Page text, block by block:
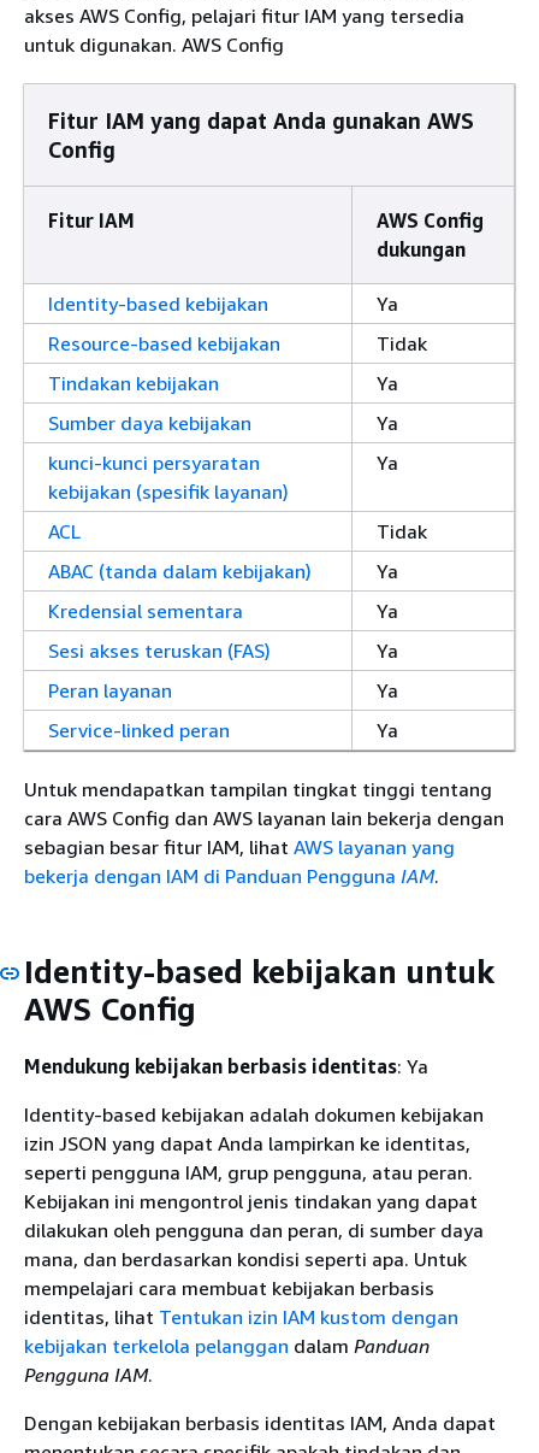
akses AWS Config, pelajari fitur IAM yang tersedia
untuk digunakan. AWS Config
Fitur IAM yang dapat Anda gunakan AWS
Config
Fitur IAM
AWS Config
dukungan
Identity-based kebijakan
Ya
Resource-based kebijakan
Tidak
Tindakan kebijakan
Ya
Sumber daya kebijakan
Ya
kunci-kunci persyaratan
kebijakan (spesifik layanan)
Ya
ACL
Tidak
ABAC (tanda dalam kebijakan)
Ya
Kredensial sementara
Ya
Sesi akses teruskan (FAS)
Ya
Peran layanan
Ya
Service-linked peran
Ya
Untuk mendapatkan tampilan tingkat tinggi tentang
cara AWS Config dan AWS layanan lain bekerja dengan
sebagian besar fitur IAM, lihat AWS layanan yang
bekerja dengan IAM di Panduan Pengguna IAM.
Identity-based kebijakan untuk
AWS Config
Mendukung kebijakan berbasis identitas: Ya
Identity-based kebijakan adalah dokumen kebijakan
izin JSON yang dapat Anda lampirkan ke identitas,
seperti pengguna IAM, grup pengguna, atau peran.
Kebijakan ini mengontrol jenis tindakan yang dapat
dilakukan oleh pengguna dan peran, di sumber daya
mana, dan berdasarkan kondisi seperti apa. Untuk
mempelajari cara membuat kebijakan berbasis
identitas, lihat Tentukan izin IAM kustom dengan
kebijakan terkelola pelanggan dalam Panduan
Pengguna IAM.
Dengan kebijakan berbasis identitas IAM, Anda dapat